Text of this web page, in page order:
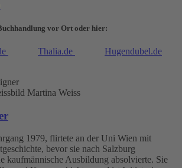
vor Ort oder hier:
Thalia.de
Hugendubel.de
Martina Weiss
1979, flirtete an der Uni Wien mit
bevor sie nach Salzburg
kaufmännische Ausbildung absolvierte. Sie